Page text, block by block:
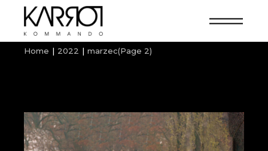
Home 2022 marzec(Page 2)